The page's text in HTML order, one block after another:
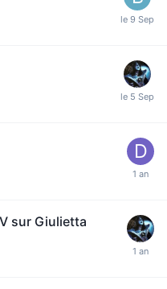
sur Giulietta